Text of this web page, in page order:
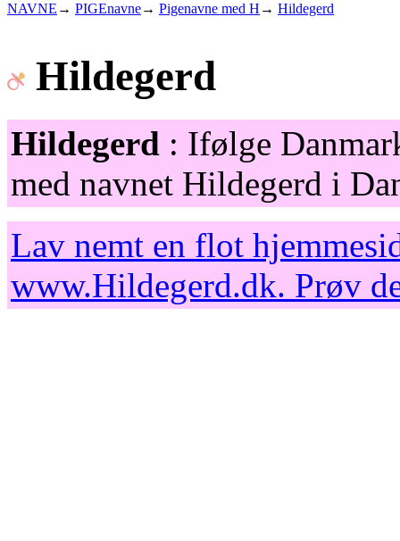
NAVNE → PIGEnavne→ Pigenavne med H → Hildegerd
Hildegerd
Hildegerd : Ifølge
med navnet Hildegerd i
Lav nemt en flot
www.Hildegerd.dk. Prøv